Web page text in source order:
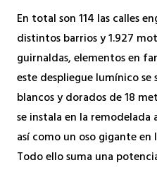
En total son 114 las calles
distintos barrios y 1.927
guirnaldas, elementos en
este despliegue lumínico
blancos y dorados de 18
se instala en la
así como un oso gigante
Todo ello suma una